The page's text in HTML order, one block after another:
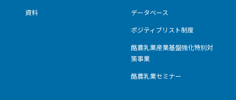
資料
データベース
ポジティブリスト制度
酪農乳業産業基盤強化特別対
策事業
酪農乳業セミナー